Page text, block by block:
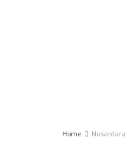
Home Nusantara